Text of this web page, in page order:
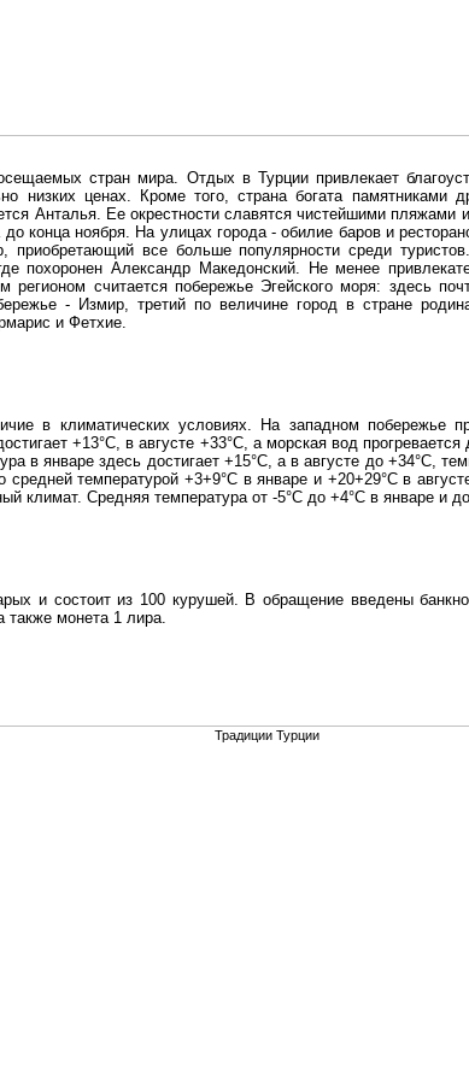
стран мира. Отдых в Турции привлекает
низких ценах. Кроме того, страна богата памятниками
Анталья. Ее окрестности славятся чистейшими
конца ноября. На улицах города - обилие баров и
приобретающий все больше популярности среди
похоронен Александр Македонский. Не менее
считается побережье Эгейского моря: здесь
- Измир, третий по величине город в стране
и Фетхие.
в климатических условиях. На западном побережье
+13°С, в августе +33°С, а морская вод
в январе здесь достигает +15°С, а в августе до +34°С,
температурой +3+9°С в январе и +20+29°С в
климат. Средняя температура от -5°С до +4°С в январе и до
и состоит из 100 курушей. В обращение введены
монета 1 лира.